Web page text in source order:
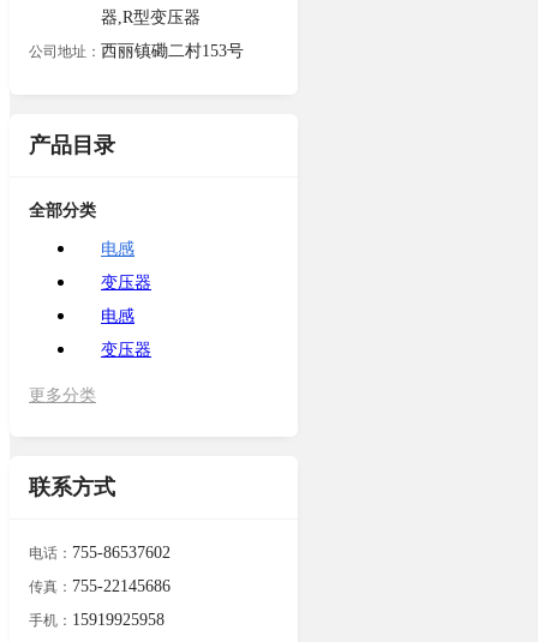
器,R型变压器
公司地址： 西丽镇磡二村153号
产品目录
全部分类
电感
变压器
电感
变压器
更多分类
联系方式
电话： 755-86537602
传真： 755-22145686
手机： 15919925958